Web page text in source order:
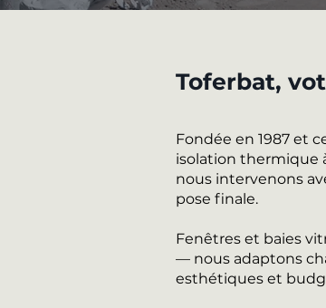
Toferbat,
Fondée en 1987 et
isolation thermique
nous intervenons
pose finale.
Fenêtres et baies
— nous adaptons
esthétiques et